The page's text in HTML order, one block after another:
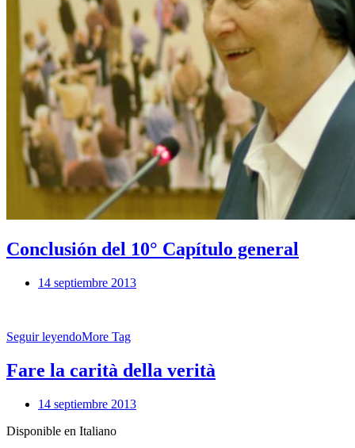
Conclusión del 10° Capítulo general
14 septiembre 2013
Seguir leyendoMore Tag
Fare la carità della verità
14 septiembre 2013
Disponible en Italiano